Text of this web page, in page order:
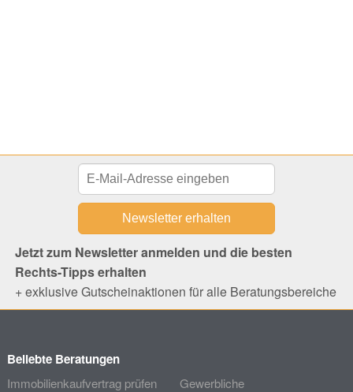
Jetzt zum Newsletter anmelden und die besten
Rechts-Tipps erhalten
+ exklusive Gutscheinaktionen für alle Beratungsbereiche
Beliebte Beratungen
Immobilienkaufvertrag prüfen
Gewerbliche